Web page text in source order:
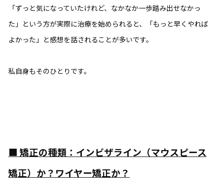
「ずっと気になっていたけれど、なかなか一歩踏み出せなかっ
た」という方が実際に治療を始められると、「もっと早くやれば
よかった」と感想を話されることが多いです。
私自身もそのひとりです。
■ 矯正の種類：インビザライン（マウスピース
矯正）か？ワイヤー矯正か？